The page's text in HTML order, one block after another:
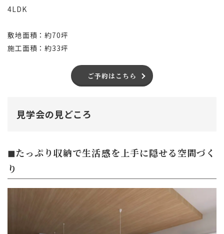
4LDK
敷地面積：約70坪
施工面積：約33坪
ご予約はこちら
見学会の見どころ
◼︎たっぷり収納で生活感を上手に隠せる空間づく
り